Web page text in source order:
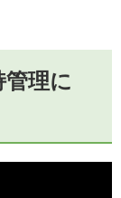
理に